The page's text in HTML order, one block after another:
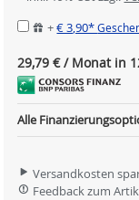
+€ 3,90*
29,79 € / Monat in
Alle
Versandkosten
Feedback zum